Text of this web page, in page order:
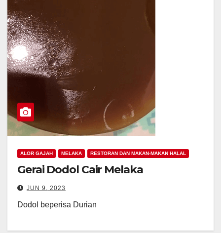
ALOR GAJAH MELAKA RESTORAN DAN MAKAN-MAKAN HALAL
Gerai Dodol Cair Melaka
JUN 9, 2023
Dodol beperisa Durian